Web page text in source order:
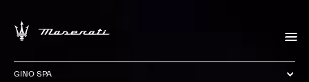
GINO SPA